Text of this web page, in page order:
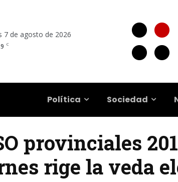
7 de agosto de 2026
C
Política Sociedad
provinciales
rige la veda